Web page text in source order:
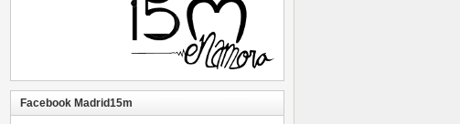
Facebook Madrid15m